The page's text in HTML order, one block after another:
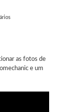
as fotos de
e um